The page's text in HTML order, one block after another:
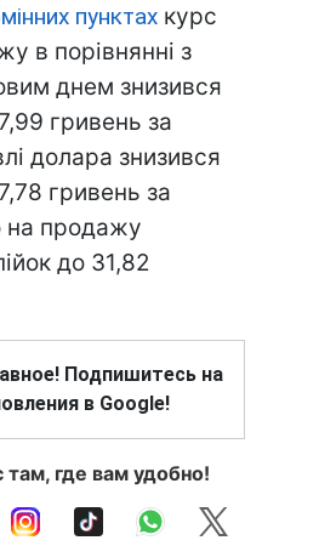
пунктах курс
в порівнянні з
днем знизився
гривень за
долара знизився
гривень за
на продажу
до 31,82
Подпишитесь на
в Google!
там, где вам удобно!